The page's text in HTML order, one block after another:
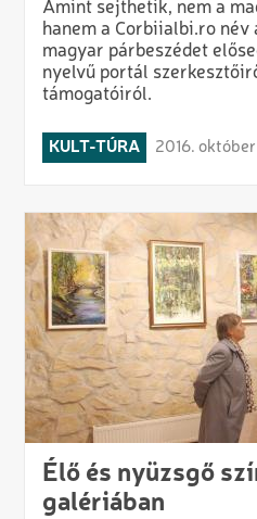
Amint sejthetik, nem a
hanem a Corbiialbi.ro
magyar párbeszédet
nyelvű portál
támogatóiról.
KULT-TÚRA 2016.
Élő és nyüzsgő
galériában